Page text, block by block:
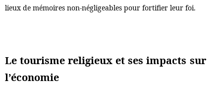
lieux de mémoires non-négligeables pour fortifier leur foi.
Le tourisme religieux et ses impacts sur
l’économie